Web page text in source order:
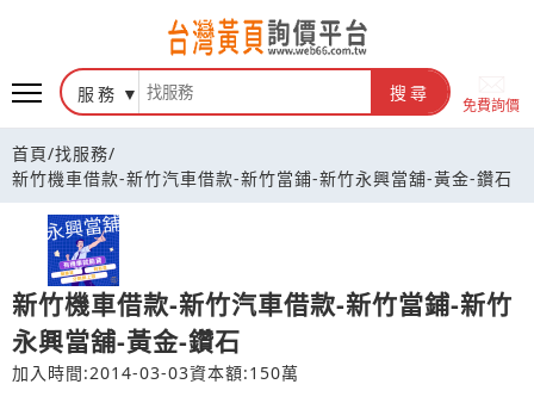
台灣黃頁詢價平台
服務 搜尋
免費詢價
首頁/找服務/
新竹機車借款-新竹汽車借款-新竹當鋪-新竹永興當舖-黃金-鑽石
新竹機車借款-新竹汽車借款-新竹當鋪-新竹
永興當舖-黃金-鑽石
加入時間:2014-03-03資本額:150萬